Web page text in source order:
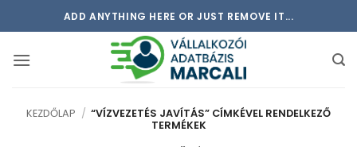
to
ADD ANYTHING HERE OR JUST REMOVE IT...
KEZDŐLAP / “VÍZVEZETÉS JAVÍTÁS” CÍMKÉVEL RENDELKEZŐ
TERMÉKEK